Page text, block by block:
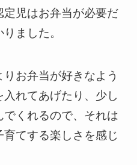
児はお弁当が必要だ
ました。
お弁当が好きなよう
れてあげたり、少し
くれるので、それは
てする楽しさを感じ